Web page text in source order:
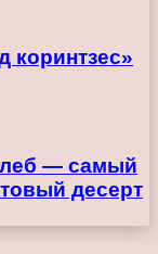
коринтзес»
— самый
десерт